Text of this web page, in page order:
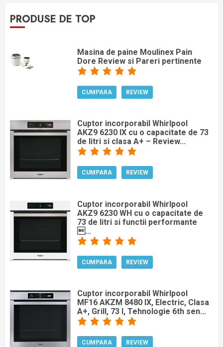
PRODUSE DE TOP
Masina de paine Moulinex Pain
Dore Review si Pareri pertinente
CUMPARA REVIEW
Cuptor incorporabil Whirlpool
AKZ9 6230 IX cu o capacitate de 73
de litri si clasa A+ – Review...
CUMPARA REVIEW
Cuptor incorporabil Whirlpool
AKZ9 6230 WH cu o capacitate de
73 de litri si functii performante
...
CUMPARA REVIEW
Cuptor incorporabil Whirlpool
MF16 AKZM 8480 IX, Electric, Clasa
A+, Grill, 73 l, Tehnologie 6th sen...
CUMPARA REVIEW